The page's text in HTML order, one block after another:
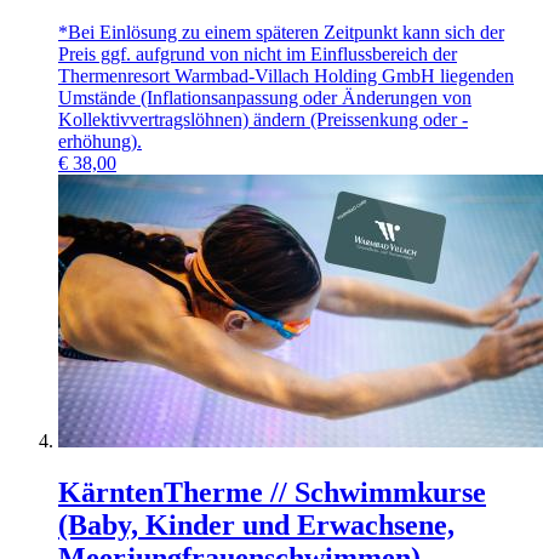
*Bei Einlösung zu einem späteren Zeitpunkt kann sich der
Preis ggf. aufgrund von nicht im Einflussbereich der
Thermenresort Warmbad-Villach Holding GmbH liegenden
Umstände (Inflationsanpassung oder Änderungen von
Kollektivvertragslöhnen) ändern (Preissenkung oder -
erhöhung).
€ 38,00
KärntenTherme // Schwimmkurse
(Baby, Kinder und Erwachsene,